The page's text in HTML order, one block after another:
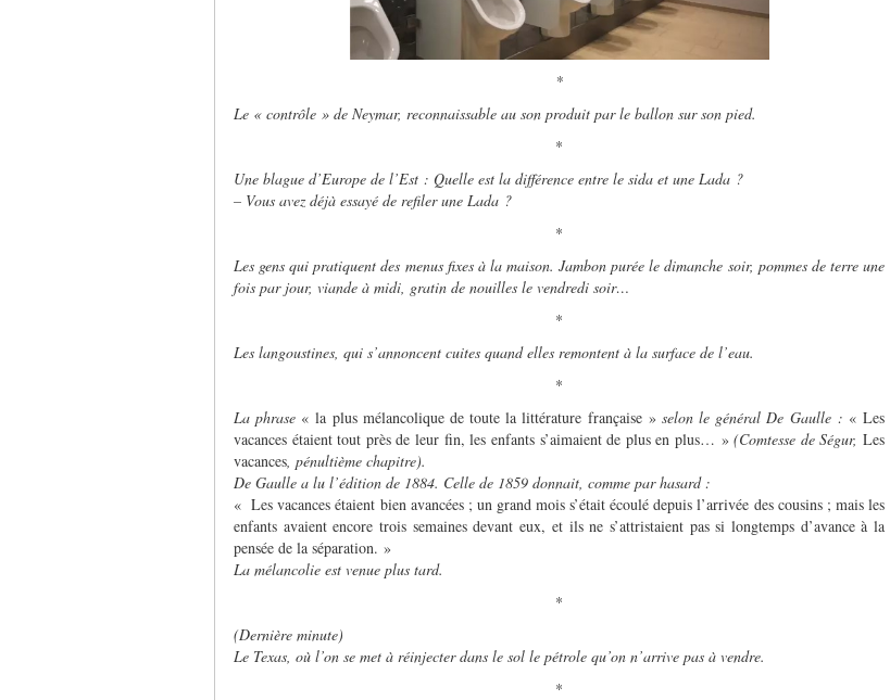
*
Le « contrôle » de Neymar, reconnaissable au son produit par le ballon sur son pied.
*
Une blague d’Europe de l’Est : Quelle est la différence entre le sida et une Lada ?
– Vous avez déjà essayé de refiler une Lada ?
*
Les gens qui pratiquent des menus fixes à la maison. Jambon purée le dimanche soir, pommes de terre une
fois par jour, viande à midi, gratin de nouilles le vendredi soir…
*
Les langoustines, qui s’annoncent cuites quand elles remontent à la surface de l’eau.
*
La phrase « la plus mélancolique de toute la littérature française » selon le général De Gaulle : « Les
vacances étaient tout près de leur fin, les enfants s’aimaient de plus en plus… » (Comtesse de Ségur,Les
vacances, pénultième chapitre).
De Gaulle a lu l’édition de 1884. Celle de 1859 donnait, comme par hasard :
« Les vacances étaient bien avancées ; un grand mois s’était écoulé depuis l’arrivée des cousins ; mais les
enfants avaient encore trois semaines devant eux, et ils ne s’attristaient pas si longtemps d’avance à la
pensée de la séparation. »
La mélancolie est venue plus tard.
*
(Dernière minute)
Le Texas, où l’on se met à réinjecter dans le sol le pétrole qu’on n’arrive pas à vendre.
*